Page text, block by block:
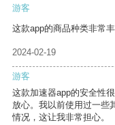
游客
这款app的商品种类非常
2024-02-19
游客
这款加速器app的安全性
放心。我以前使用过一些
情况，这让我非常担心。